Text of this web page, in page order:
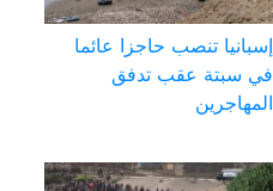
إسبانيا تنصب حاجزا عائما
في سبتة عقب تدفق
المهاجرين